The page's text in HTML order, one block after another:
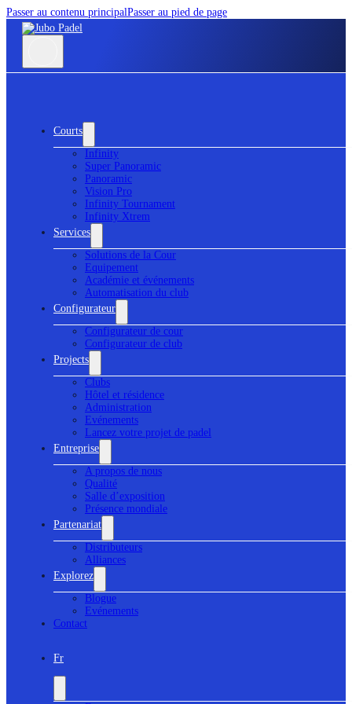
Passer au contenu principalPasser au pied de page
Courts
Infinity
Super Panoramic
Panoramic
Vision Pro
Infinity Tournament
Infinity Xtrem
Services
Solutions de la Cour
Equipement
Académie et événements
Automatisation du club
Configurateur
Configurateur de cour
Configurateur de club
Projects
Clubs
Hôtel et résidence
Administration
Evénements
Lancez votre projet de padel
Entreprise
A propos de nous
Qualité
Salle d’exposition
Présence mondiale
Partenariat
Distributeurs
Alliances
Explorez
Blogue
Evénements
Contact
Fr